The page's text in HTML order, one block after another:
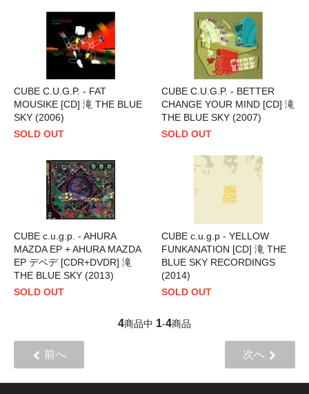
CUBE C.U.G.P. - FAT
MOUSIKE [CD] 滝 THE BLUE
SKY (2006)
SOLD OUT
CUBE C.U.G.P. - BETTER
CHANGE YOUR MIND [CD] 滝
THE BLUE SKY (2007)
SOLD OUT
CUBE c.u.g.p. - AHURA
MAZDA EP + AHURA MAZDA
EP デベデ [CDR+DVDR] 滝
THE BLUE SKY (2013)
SOLD OUT
CUBE c.u.g.p - YELLOW
FUNKANATION [CD] 滝 THE
BLUE SKY RECORDINGS
(2014)
SOLD OUT
4商品中 1-4商品
前へ 次へ